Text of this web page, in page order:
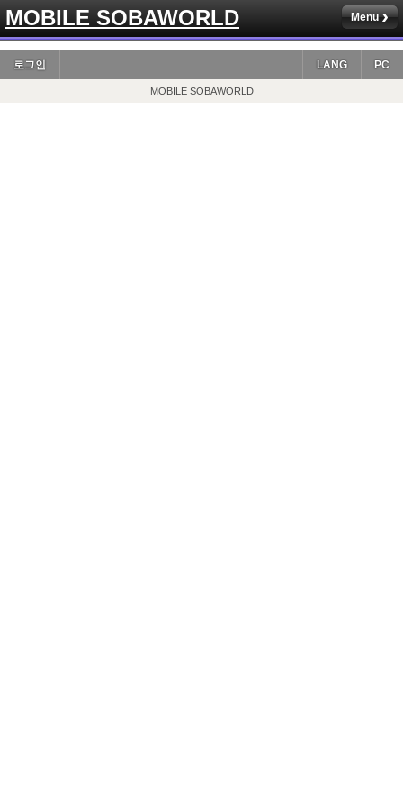
MOBILE SOBAWORLD Menu
로그인 PC
LANG
MOBILE SOBAWORLD